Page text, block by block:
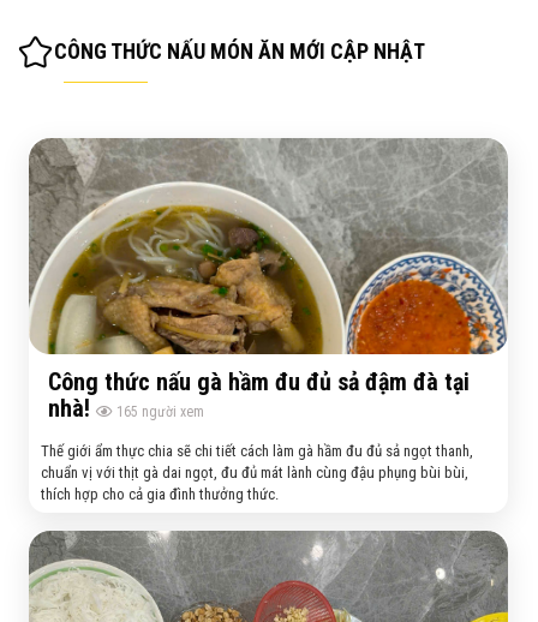
CÔNG THỨC NẤU MÓN ĂN MỚI CẬP NHẬT
Công thức nấu gà hầm đu đủ sả đậm đà tại
nhà!
165 người xem
Thế giới ẩm thực chia sẽ chi tiết cách làm gà hầm đu đủ sả ngọt thanh,
chuẩn vị với thịt gà dai ngọt, đu đủ mát lành cùng đậu phụng bùi bùi,
thích hợp cho cả gia đình thưởng thức.